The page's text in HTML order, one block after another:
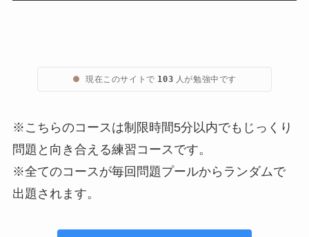
● 現在このサイトで 103 人が勉強中です
※こちらのコースは制限時間5分以内でもじっくり
問題と向き合える練習コースです。
※全てのコースが毎回問題プールからランダムで
出題されます。